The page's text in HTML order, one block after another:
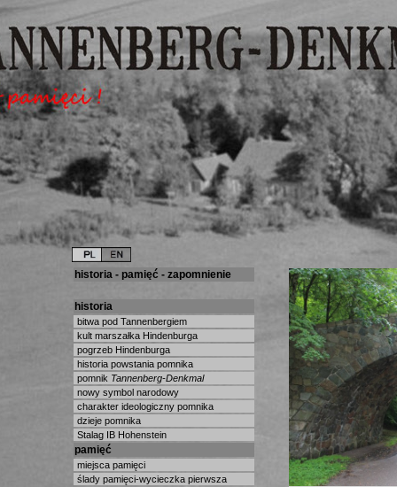
historia - pamięć - zapomnienie
historia
bitwa pod Tannenbergiem
kult marszałka Hindenburga
pogrzeb Hindenburga
historia powstania pomnika
pomnik Tannenberg-Denkmal
nowy symbol narodowy
charakter ideologiczny pomnika
dzieje pomnika
Stalag IB Hohenstein
pamięć
miejsca pamięci
ślady pamięci-wycieczka pierwsza